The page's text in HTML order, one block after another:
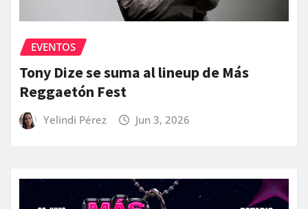
EVENTOS
Tony Dize se suma al lineup de Más
Reggaetón Fest
Yelindi Pérez Jun 3, 2026